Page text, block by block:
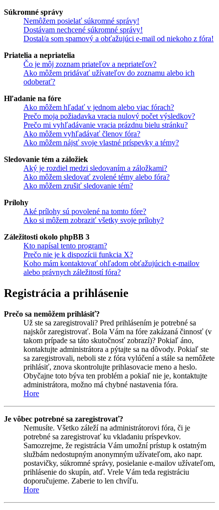
Súkromné správy
Nemôžem posielať súkromné správy!
Dostávam nechcené súkromné správy!
Dostal/a som spamový a obťažujúci e-mail od niekoho z fóra!
Priatelia a nepriatelia
Čo je môj zoznam priateľov a nepriateľov?
Ako môžem pridávať užívateľov do zoznamu alebo ich
odoberať?
Hľadanie na fóre
Ako môžem hľadať v jednom alebo viac fórach?
Prečo moja požiadavka vracia nulový počet výsledkov?
Prečo mi vyhľadávanie vracia prázdnu bielu stránku?
Ako môžem vyhľadávať členov fóra?
Ako môžem nájsť svoje vlastné príspevky a témy?
Sledovanie tém a záložiek
Aký je rozdiel medzi sledovaním a záložkami?
Ako môžem sledovať zvolené témy alebo fóra?
Ako môžem zrušiť sledovanie tém?
Prílohy
Aké prílohy sú povolené na tomto fóre?
Ako si môžem zobraziť všetky svoje prílohy?
Záležitosti okolo phpBB 3
Kto napísal tento program?
Prečo nie je k dispozícii funkcia X?
Koho mám kontaktovať ohľadom obťažujúcich e-mailov
alebo právnych záležitostí fóra?
Registrácia a prihlásenie
Prečo sa nemôžem prihlásiť?
Už ste sa zaregistrovali? Pred prihlásením je potrebné sa
najskôr zaregistrovať. Bola Vám na fóre zakázaná činnosť (v
takom prípade sa táto skutočnosť zobrazí)? Pokiaľ áno,
kontaktujte administrátora a pýtajte sa na dôvody. Pokiaľ ste
sa zaregistrovali, neboli ste z fóra vylúčení a stále sa nemôžete
prihlásiť, znova skontrolujte prihlasovacie meno a heslo.
Obyčajne toto býva ten problém a pokiaľ nie je, kontaktujte
administrátora, možno má chybné nastavenia fóra.
Hore
Je vôbec potrebné sa zaregistrovať?
Nemusíte. Všetko záleží na administrátorovi fóra, či je
potrebné sa zaregistrovať ku vkladaniu príspevkov.
Samozrejme, že registrácia Vám umožní prístup k ostatným
službám nedostupným anonymným užívateľom, ako napr.
postavičky, súkromné správy, posielanie e-mailov užívateľom,
prihlásenie do skupín, atď. Vrele Vám teda registráciu
doporučujeme. Zaberie to len chvíľu.
Hore